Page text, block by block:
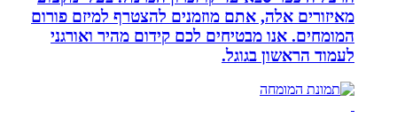
מאיזורים אלה, אתם מוזמנים להצטרף למיזם פורום
המומחים. אנו מבטיחים לכם קידום מהיר ואורגני
לעמוד הראשון בגוגל.